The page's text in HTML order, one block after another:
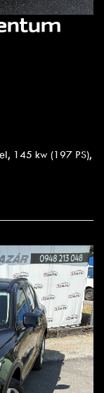
145 kw (197 PS),